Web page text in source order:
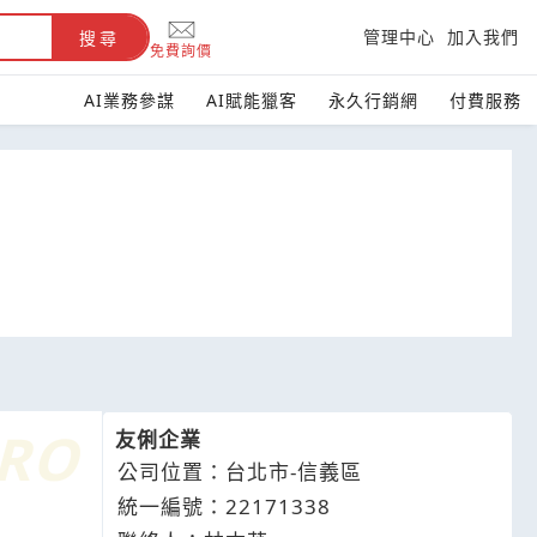
搜尋
免費詢價
管理中心 加入我們
AI業務參謀 AI賦能獵客 永久行銷網 付費服務
友俐企業
公司位置：台北市-信義區
統一編號：22171338